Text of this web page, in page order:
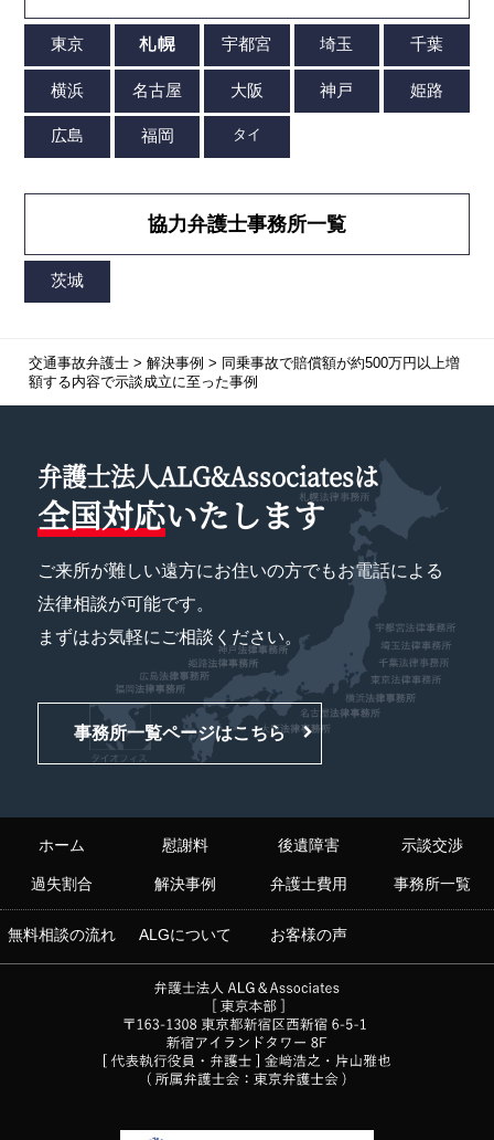
協力弁護士事務所一覧
交通事故弁護士> 解決事例 > 同乗事故で賠償額が約500万円以上増
額する内容で示談成立に至った事例
弁護士法人ALG&Associatesは
全国対応いたします
ご来所が難しい遠方にお住いの方でもお電話による
法律相談が可能です。
まずはお気軽にご相談ください。
事務所一覧ページはこちら
ホーム 慰謝料 後遺障害 示談交渉
過失割合 解決事例 弁護士費用 事務所一覧
無料相談の流れ ALGについて お客様の声